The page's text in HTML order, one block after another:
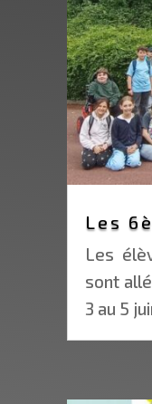
Les
Les
sont
3 au 5